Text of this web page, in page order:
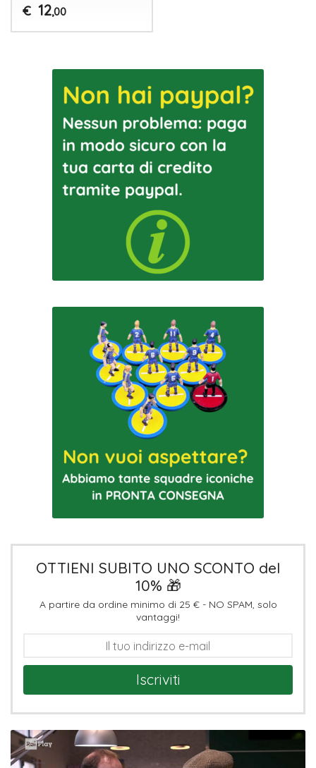
€ 12,00
OTTIENI SUBITO UNO SCONTO del
10% 🎁
A partire da ordine minimo di 25 € - NO SPAM, solo
vantaggi!
Iscriviti